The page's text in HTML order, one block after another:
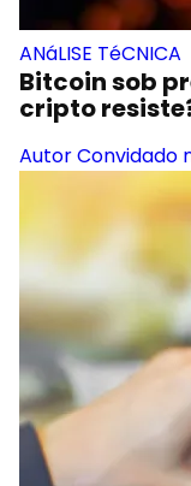
ANáLISE TéCNICA
Bitcoin sob
cripto
Autor Convidado